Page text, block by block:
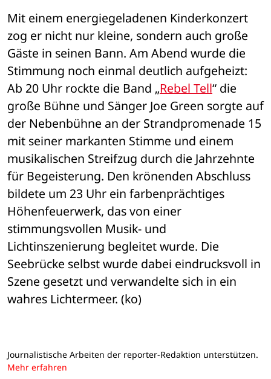
Mit einem energiegeladenen Kinderkonzert
zog er nicht nur kleine, sondern auch große
Gäste in seinen Bann. Am Abend wurde die
Stimmung noch einmal deutlich aufgeheizt:
Ab 20 Uhr rockte die Band „Rebel Tell“ die
große Bühne und Sänger Joe Green sorgte auf
der Nebenbühne an der Strandpromenade 15
mit seiner markanten Stimme und einem
musikalischen Streifzug durch die Jahrzehnte
für Begeisterung. Den krönenden Abschluss
bildete um 23 Uhr ein farbenprächtiges
Höhenfeuerwerk, das von einer
stimmungsvollen Musik- und
Lichtinszenierung begleitet wurde. Die
Seebrücke selbst wurde dabei eindrucksvoll in
Szene gesetzt und verwandelte sich in ein
wahres Lichtermeer. (ko)
Journalistische Arbeiten der reporter-Redaktion unterstützen.
Mehr erfahren